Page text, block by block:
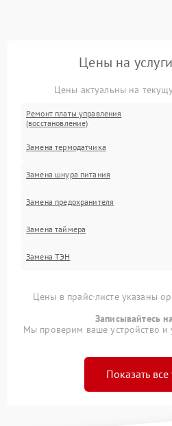
Цены на
Цены актуальны на
Ремонт платы управления
(восстановление)
Замена термодатчика
Замена шнура питания
Замена предохранителя
Замена таймера
Замена ТЭН
Цены в прайс-листе указаны
Записывайтесь
Мы проверим ваше устройство и
Показать все